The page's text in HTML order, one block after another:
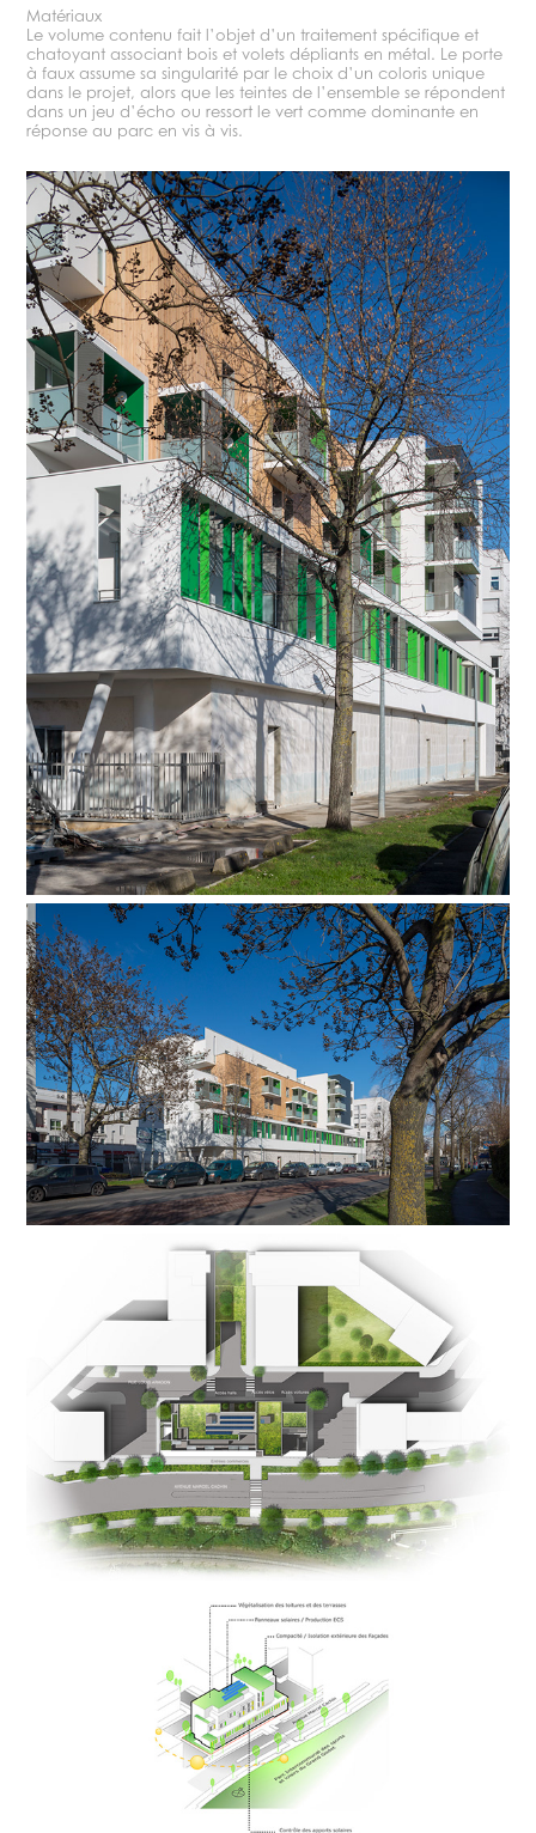
Matériaux
Le volume contenu fait l’objet d’un traitement spécifique et
chatoyant associant bois et volets dépliants en métal. Le porte
à faux assume sa singularité par le choix d’un coloris unique
dans le projet, alors que les teintes de l’ensemble se répondent
dans un jeu d’écho ou ressort le vert comme dominante en